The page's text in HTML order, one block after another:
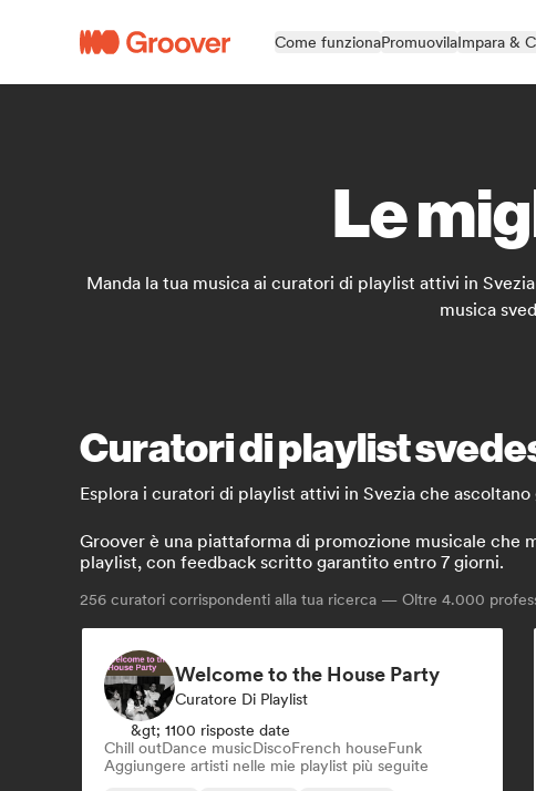
Come funzionaPromuovilaImpara &
Le
Manda la tua musica ai curatori di playlist attivi in
musica
Curatori di playlist
Esplora i curatori di playlist attivi in Svezia che
Groover è una piattaforma di promozione musicale
playlist, con feedback scritto garantito entro 7 giorni.
256 curatori corrispondenti alla tua ricerca — Oltre 4.000
Welcome to the House Party
Curatore Di Playlist
&gt; 1100 risposte date
Chill outDance musicDiscoFrench houseFunk
Aggiungere artisti nelle mie playlist più seguite